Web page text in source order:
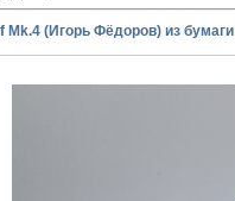
Mk.4 (Игорь Фёдоров) из бумаги